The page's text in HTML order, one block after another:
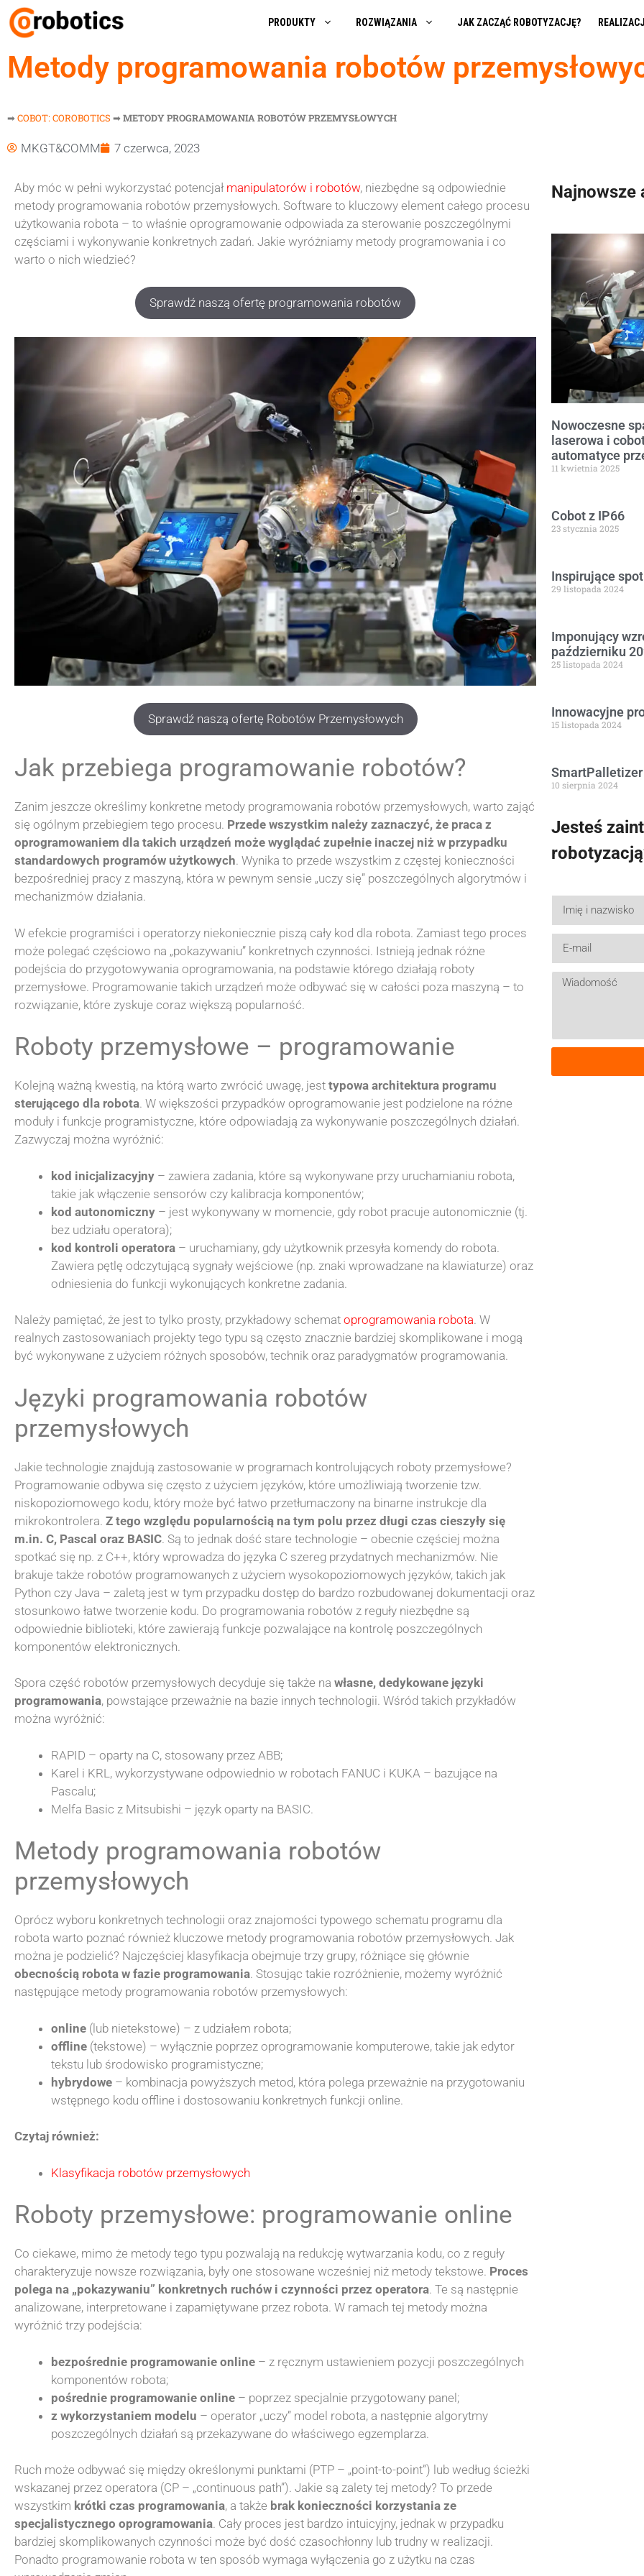
PRODUKTY ROZWIĄZANIA JAK ZACZĄĆ ROBOTYZACJĘ?
Metody programowania robotów
➡COBOT: COROBOTICS ➡METODY PROGRAMOWANIA ROBOTÓW PRZEMYSŁOWYCH
MKGT&COMM 7 czerwca, 2023
Aby móc w pełni wykorzystać potencjał manipulatorów i robotów, niezbędne są odpowiednie
metody programowania robotów przemysłowych. Software to kluczowy element całego procesu
użytkowania robota – to właśnie oprogramowanie odpowiada za sterowanie poszczególnymi
częściami i wykonywanie konkretnych zadań. Jakie wyróżniamy metody programowania i co
warto o nich wiedzieć?
Sprawdź naszą ofertę programowania robotów
Sprawdź naszą ofertę Robotów Przemysłowych
Jak przebiega programowanie robotów?
Zanim jeszcze określimy konkretne metody programowania robotów przemysłowych, warto zająć
się ogólnym przebiegiem tego procesu. Przede wszystkim należy zaznaczyć, że praca z
oprogramowaniem dla takich urządzeń może wyglądać zupełnie inaczej niż w przypadku
standardowych programów użytkowych. Wynika to przede wszystkim z częstej konieczności
bezpośredniej pracy z maszyną, która w pewnym sensie „uczy się” poszczególnych algorytmów i
mechanizmów działania.
W efekcie programiści i operatorzy niekoniecznie piszą cały kod dla robota. Zamiast tego proces
może polegać częściowo na „pokazywaniu” konkretnych czynności. Istnieją jednak różne
podejścia do przygotowywania oprogramowania, na podstawie którego działają roboty
przemysłowe. Programowanie takich urządzeń może odbywać się w całości poza maszyną – to
rozwiązanie, które zyskuje coraz większą popularność.
Roboty przemysłowe – programowanie
Kolejną ważną kwestią, na którą warto zwrócić uwagę, jest typowa architektura programu
sterującego dla robota. W większości przypadków oprogramowanie jest podzielone na różne
moduły i funkcje programistyczne, które odpowiadają za wykonywanie poszczególnych działań.
Zazwyczaj można wyróżnić:
kod inicjalizacyjny – zawiera zadania, które są wykonywane przy uruchamianiu robota,
takie jak włączenie sensorów czy kalibracja komponentów;
kod autonomiczny – jest wykonywany w momencie, gdy robot pracuje autonomicznie (tj.
bez udziału operatora);
kod kontroli operatora – uruchamiany, gdy użytkownik przesyła komendy do robota.
Zawiera pętlę odczytującą sygnały wejściowe (np. znaki wprowadzane na klawiaturze) oraz
odniesienia do funkcji wykonujących konkretne zadania.
Należy pamiętać, że jest to tylko prosty, przykładowy schemat oprogramowania robota. W
realnych zastosowaniach projekty tego typu są często znacznie bardziej skomplikowane i mogą
być wykonywane z użyciem różnych sposobów, technik oraz paradygmatów programowania.
Języki programowania robotów
przemysłowych
Jakie technologie znajdują zastosowanie w programach kontrolujących roboty przemysłowe?
Programowanie odbywa się często z użyciem języków, które umożliwiają tworzenie tzw.
niskopoziomowego kodu, który może być łatwo przetłumaczony na binarne instrukcje dla
mikrokontrolera. Z tego względu popularnością na tym polu przez długi czas cieszyły się
m.in. C, Pascal oraz BASIC. Są to jednak dość stare technologie – obecnie częściej można
spotkać się np. z C++, który wprowadza do języka C szereg przydatnych mechanizmów. Nie
brakuje także robotów programowanych z użyciem wysokopoziomowych języków, takich jak
Python czy Java – zaletą jest w tym przypadku dostęp do bardzo rozbudowanej dokumentacji oraz
stosunkowo łatwe tworzenie kodu. Do programowania robotów z reguły niezbędne są
odpowiednie biblioteki, które zawierają funkcje pozwalające na kontrolę poszczególnych
komponentów elektronicznych.
Spora część robotów przemysłowych decyduje się także na własne, dedykowane języki
programowania, powstające przeważnie na bazie innych technologii. Wśród takich przykładów
można wyróżnić:
RAPID – oparty na C, stosowany przez ABB;
Karel i KRL, wykorzystywane odpowiednio w robotach FANUC i KUKA – bazujące na
Pascalu;
Melfa Basic z Mitsubishi – język oparty na BASIC.
Metody programowania robotów
przemysłowych
Oprócz wyboru konkretnych technologii oraz znajomości typowego schematu programu dla
robota warto poznać również kluczowe metody programowania robotów przemysłowych. Jak
można je podzielić? Najczęściej klasyfikacja obejmuje trzy grupy, różniące się głównie
obecnością robota w fazie programowania. Stosując takie rozróżnienie, możemy wyróżnić
następujące metody programowania robotów przemysłowych:
online (lub nietekstowe) – z udziałem robota;
offline (tekstowe) – wyłącznie poprzez oprogramowanie komputerowe, takie jak edytor
tekstu lub środowisko programistyczne;
hybrydowe – kombinacja powyższych metod, która polega przeważnie na przygotowaniu
wstępnego kodu offline i dostosowaniu konkretnych funkcji online.
Czytaj również:
Klasyfikacja robotów przemysłowych
Roboty przemysłowe: programowanie online
Co ciekawe, mimo że metody tego typu pozwalają na redukcję wytwarzania kodu, co z reguły
charakteryzuje nowsze rozwiązania, były one stosowane wcześniej niż metody tekstowe. Proces
polega na „pokazywaniu” konkretnych ruchów i czynności przez operatora. Te są następnie
analizowane, interpretowane i zapamiętywane przez robota. W ramach tej metody można
wyróżnić trzy podejścia:
bezpośrednie programowanie online – z ręcznym ustawieniem pozycji poszczególnych
komponentów robota;
pośrednie programowanie online – poprzez specjalnie przygotowany panel;
z wykorzystaniem modelu – operator „uczy” model robota, a następnie algorytmy
poszczególnych działań są przekazywane do właściwego egzemplarza.
Ruch może odbywać się między określonymi punktami (PTP – „point-to-point”) lub według ścieżki
wskazanej przez operatora (CP – „continuous path”). Jakie są zalety tej metody? To przede
wszystkim krótki czas programowania, a także brak konieczności korzystania ze
specjalistycznego oprogramowania. Cały proces jest bardzo intuicyjny, jednak w przypadku
bardziej skomplikowanych czynności może być dość czasochłonny lub trudny w realizacji.
Ponadto programowanie robota w ten sposób wymaga wyłączenia go z użytku na czas
Najnowsze
Nowoczesne
laserowa i
automatyce
11 kwietnia 2025
Cobot z IP66
23 stycznia 2025
Inspirujące
29 listopada 2024
Imponujący
październiku
25 listopada 2024
Innowacyjne
15 listopada 2024
10 sierpnia 2024
Jesteś